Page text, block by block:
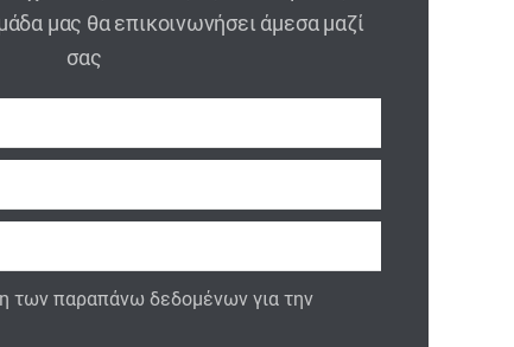
μας θα επικοινωνήσει άμεσα μαζί
σας